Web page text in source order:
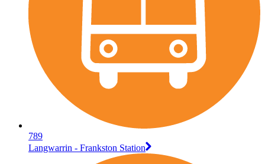
789
Langwarrin - Frankston Station